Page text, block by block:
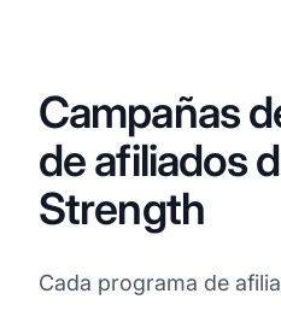
Campañas
de afiliados
Strength
Cada programa de